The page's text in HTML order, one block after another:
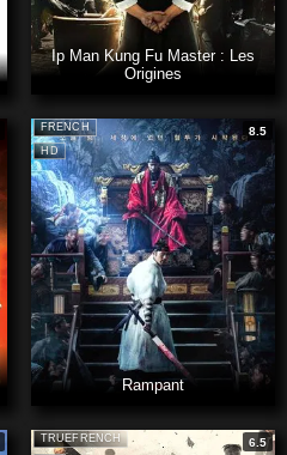
Ip Man Kung Fu Master : Les
Origines
HD
FRENCH 8.5
Rampant
TRUEFRENCH 6.5